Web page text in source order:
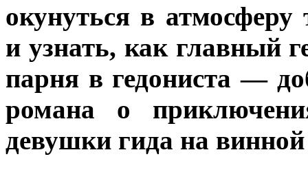
окунуться в
и узнать, как главный
парня в гедониста —
романа о
девушки гида на